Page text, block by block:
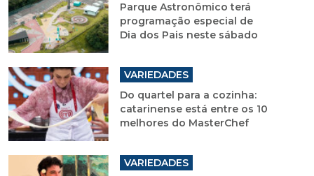
Parque Astronômico terá
programação especial de
Dia dos Pais neste sábado
VARIEDADES
Do quartel para a cozinha:
catarinense está entre os 10
melhores do MasterChef
VARIEDADES